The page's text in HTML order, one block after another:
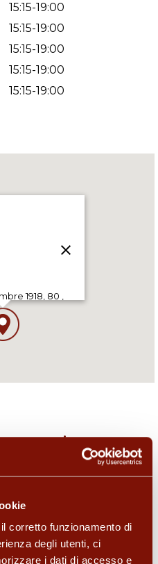
corretto funzionamento di
degli utenti, ci
i dati di accesso e
15:15-19:00
15:15-19:00
15:15-19:00
15:15-19:00
15:15-19:00
1918, 80 ,
IT
19:00
negozio